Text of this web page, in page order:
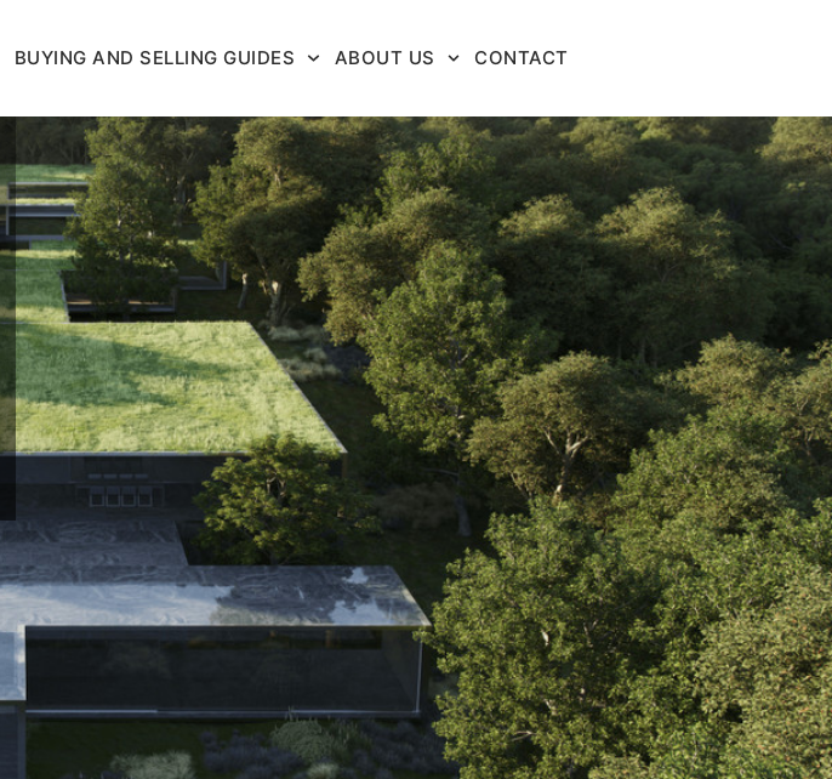
BUYING AND SELLING GUIDES ABOUT US CONTACT